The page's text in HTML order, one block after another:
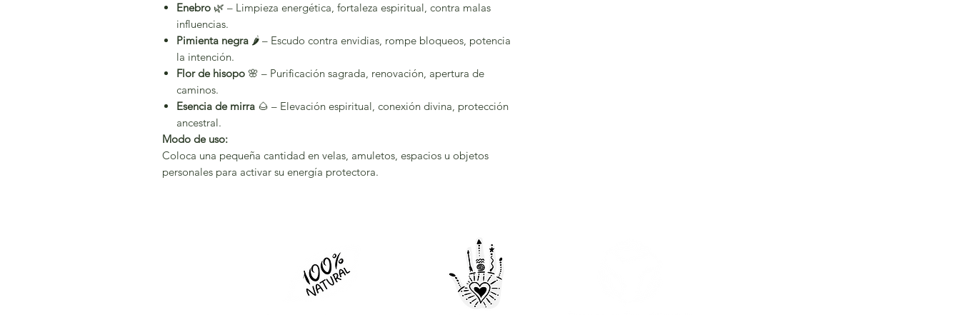
Enebro 🌿 – Limpieza energética, fortaleza espiritual, contra malas
influencias.
Pimienta negra 🌶️ – Escudo contra envidias, rompe bloqueos, potencia
la intención.
Flor de hisopo 🌸 – Purificación sagrada, renovación, apertura de
caminos.
Esencia de mirra 🌰 – Elevación espiritual, conexión divina, protección
ancestral.
Modo de uso:
Coloca una pequeña cantidad en velas, amuletos, espacios u objetos
personales para activar su energía protectora.